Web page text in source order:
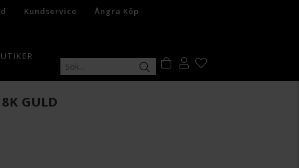
Kundservice Ångra Köp
GULD